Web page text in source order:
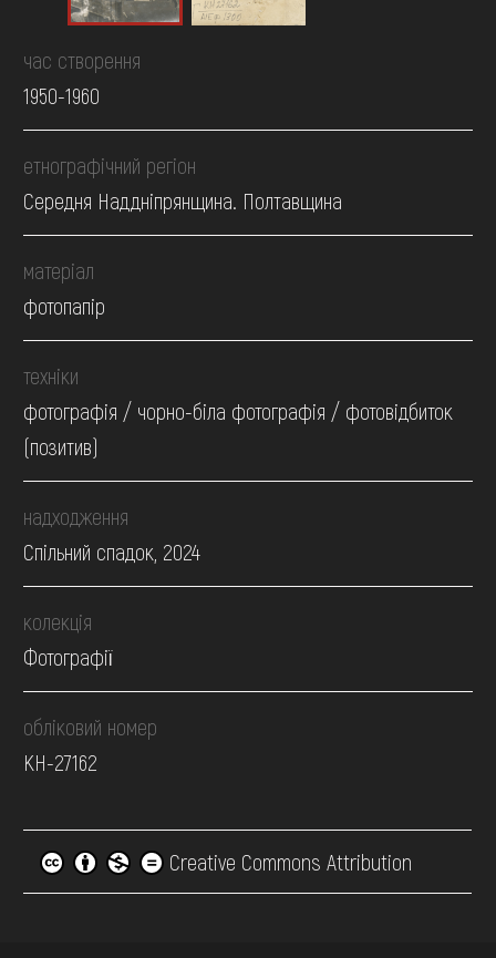
час створення
1950-1960
етнографічний регіон
Середня Наддніпрянщина. Полтавщина
матеріал
фотопапір
техніки
фотографія / чорно-біла фотографія / фотовідбиток
(позитив)
надходження
Спільний спадок, 2024
колекція
Фотографії
обліковий номер
КН-27162
Creative Commons Attribution